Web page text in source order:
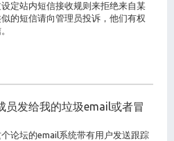
定站内短信接收规则来拒绝来自某
的短信请向管理员投诉，他们有权
员发给我的垃圾email或者冒
论坛的email系统带有用户发送跟踪